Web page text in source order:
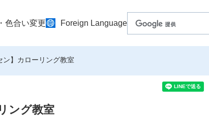
色合い変更 Foreign Language
ン】カローリング教室
ング教室